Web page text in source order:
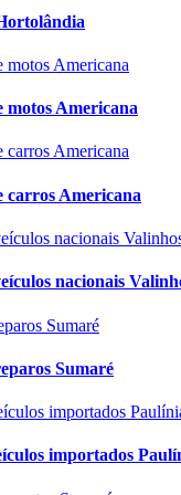
motos Americana
carros Americana
nacionais
Sumaré
importados